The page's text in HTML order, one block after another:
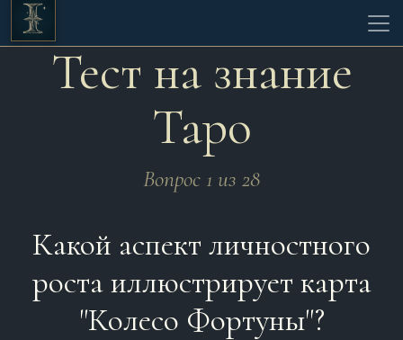
Тест на знание
Таро
Вопрос 1 из 28
Какой аспект личностного
роста иллюстрирует карта
"Колесо Фортуны"?